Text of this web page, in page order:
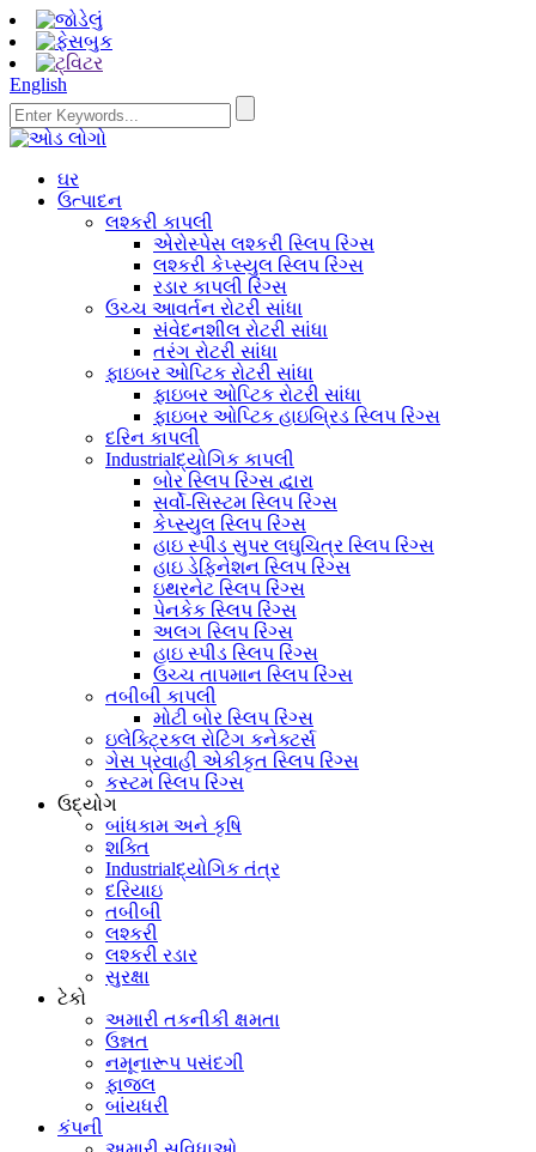
English
ઘર
ઉત્પાદન
લશ્કરી કાપલી
એરોસ્પેસ લશ્કરી સ્લિપ રિંગ્સ
લશ્કરી કેપ્સ્યુલ સ્લિપ રિંગ્સ
રડાર કાપલી રિંગ્સ
ઉચ્ચ આવર્તન રોટરી સાંધા
સંવેદનશીલ રોટરી સાંધા
તરંગ રોટરી સાંધા
ફાઇબર ઓપ્ટિક રોટરી સાંધા
ફાઇબર ઓપ્ટિક રોટરી સાંધા
ફાઇબર ઓપ્ટિક હાઇબ્રિડ સ્લિપ રિંગ્સ
દરિન કાપલી
Industrialદ્યોગિક કાપલી
બોર સ્લિપ રિંગ્સ દ્વારા
સર્વો-સિસ્ટમ સ્લિપ રિંગ્સ
કેપ્સ્યુલ સ્લિપ રિંગ્સ
હાઇ સ્પીડ સુપર લઘુચિત્ર સ્લિપ રિંગ્સ
હાઇ ડેફિનેશન સ્લિપ રિંગ્સ
ઇથરનેટ સ્લિપ રિંગ્સ
પેનકેક સ્લિપ રિંગ્સ
અલગ સ્લિપ રિંગ્સ
હાઇ સ્પીડ સ્લિપ રિંગ્સ
ઉચ્ચ તાપમાન સ્લિપ રિંગ્સ
તબીબી કાપલી
મોટી બોર સ્લિપ રિંગ્સ
ઇલેક્ટ્રિકલ રોટિંગ કનેક્ટર્સ
ગેસ પ્રવાહી એકીકૃત સ્લિપ રિંગ્સ
કસ્ટમ સ્લિપ રિંગ્સ
ઉદ્યોગ
બાંધકામ અને કૃષિ
શક્તિ
Industrialદ્યોગિક તંત્ર
દરિયાઇ
તબીબી
લશ્કરી
લશ્કરી રડાર
સુરક્ષા
ટેકો
અમારી તકનીકી ક્ષમતા
ઉન્નત
નમૂનારૂપ પસંદગી
ફાજલ
બાંયધરી
કંપની